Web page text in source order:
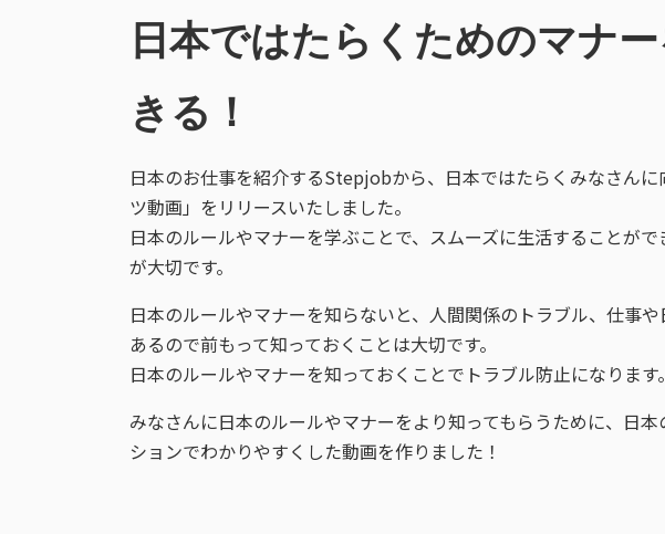
日本ではたらくためのマナ
きる！
日本のお仕事を紹介するStepjobから、日本ではたらくみなさん
ツ動画」をリリースいたしました。
日本のルールやマナーを学ぶことで、スムーズに生活することが
が大切です。
日本のルールやマナーを知らないと、人間関係のトラブル、仕事
あるので前もって知っておくことは大切です。
日本のルールやマナーを知っておくことでトラブル防止になります。
みなさんに日本のルールやマナーをより知ってもらうために、日
ションでわかりやすくした動画を作りました！